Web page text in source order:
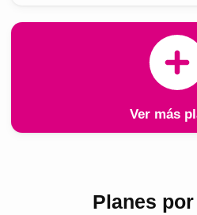
Ver más
Planes